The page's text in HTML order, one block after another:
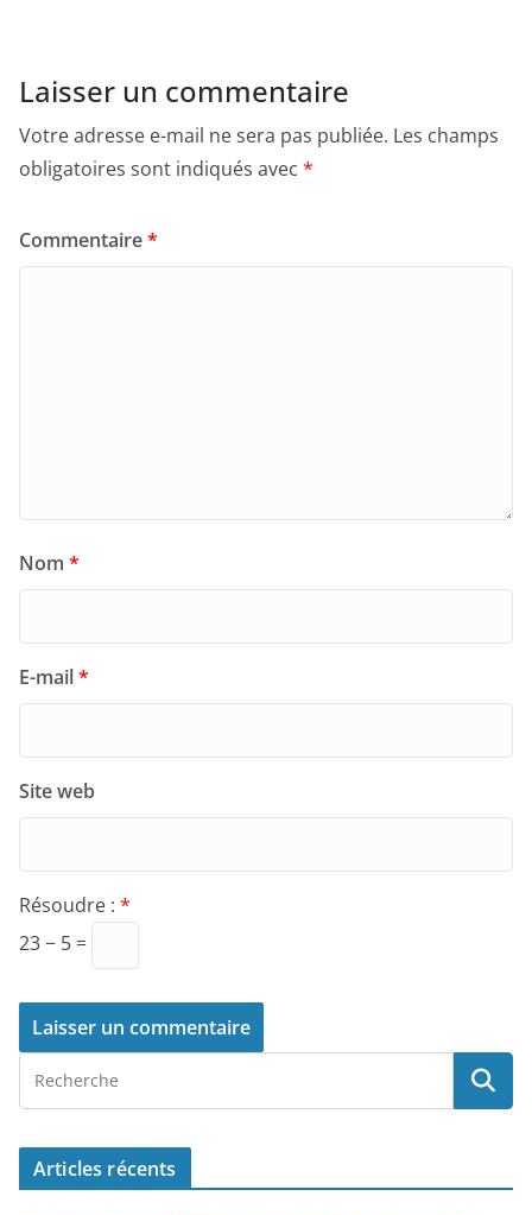
Laisser un commentaire
Votre adresse e-mail ne sera pas publiée. Les champs
obligatoires sont indiqués avec *
Commentaire*
Nom *
E-mail*
Site web
Résoudre : *
23 − 5 =
Articles récents